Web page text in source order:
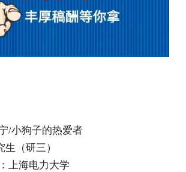
/小狗子的热爱者
（研三）
上海电力大学